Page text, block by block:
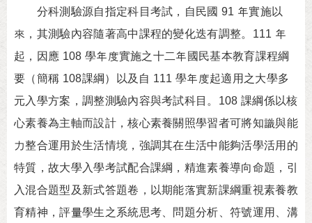
分科測驗源自指定科目考試，自民國 91 年實施以
來，其測驗內容隨著高中課程的變化迭有調整。111 年
起，因應 108 學年度實施之十二年國民基本教育課程綱
要（簡稱 108課綱）以及自 111 學年度起適用之大學多
元入學方案，調整測驗內容與考試科目。108 課綱係以核
心素養為主軸而設計，核心素養關照學習者可將知識與能
力整合運用於生活情境，強調其在生活中能夠活學活用的
特質，故大學入學考試配合課綱，精進素養導向命題，引
入混合題型及新式答題卷，以期能落實新課綱重視素養教
育精神，評量學生之系統思考、問題分析、符號運用、溝